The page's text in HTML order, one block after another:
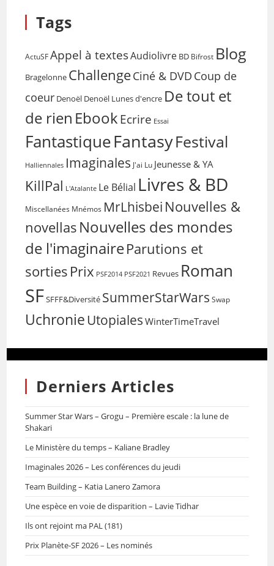
Tags
ActuSF Appel à textesAudiolivre BD Bifrost Blog
Bragelonne ChallengeCiné & DVD Coup de
coeur Denoël Denoël Lunes d'encre De tout et
de rien EbookEcrire Essai
FantastiqueFantasyFestival
Halliennales Imaginales J'ai Lu Jeunesse & YA
KillPal L'Atalante Le Bélial Livres & BD
Miscellanées Mnémos MrLhisbei Nouvelles &
novellas Nouvelles des mondes
de l'imaginaireParutions et
sorties Prix PSF2014 PSF2021 Revues Roman
SFSFFF&Diversité SummerStarWars Swap
Uchronie Utopiales WinterTimeTravel
Derniers Articles
Summer Star Wars – Grogu – Première escale : la lune de
Shakari
Le Ministère du temps – Kaliane Bradley
Imaginales 2026 – Les conférences du jeudi
Team Building – Katia Lanero Zamora
Une espèce en voie de disparition – Lavie Tidhar
Ils ont rejoint ma PAL (181)
Prix Planète-SF 2026 – Les nominés